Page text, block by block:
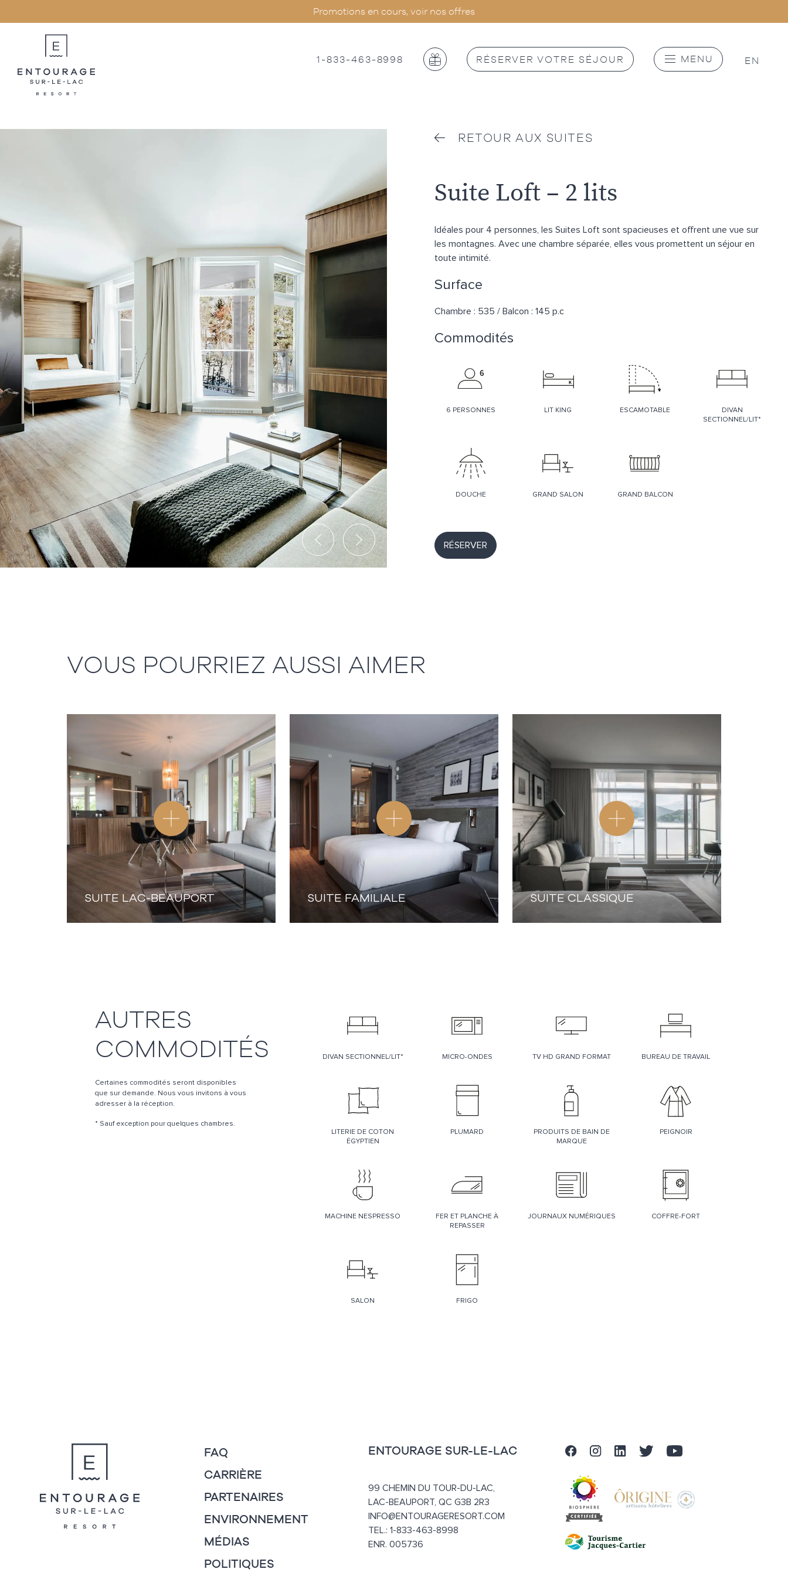
Promotions en cours, voir nos offres
1-833-463-8998 RÉSERVER VOTRE SÉJOUR MENU EN
Previous Next
RETOUR AUX SUITES
Suite Loft – 2 lits
Idéales pour 4 personnes, les Suites Loft sont spacieuses et offrent une vue sur
les montagnes. Avec une chambre séparée, elles vous promettent un séjour en
toute intimité.
Surface
Chambre : 535 / Balcon : 145 p.c
Commodités
6 PERSONNES LIT KING ESCAMOTABLE
DIVAN
SECTIONNEL/LIT*
DOUCHE GRAND SALON GRAND BALCON
RÉSERVER
VOUS POURRIEZ AUSSI AIMER
SUITE LAC-BEAUPORT SUITE FAMILIALE SUITE CLASSIQUE
AUTRES
COMMODITÉS
Certaines commodités seront disponibles
que sur demande. Nous vous invitons à vous
adresser à la réception.
* Sauf exception pour quelques chambres.
DIVAN SECTIONNEL/LIT* MICRO-ONDES TV HD GRAND FORMAT BUREAU DE TRAVAIL
LITERIE DE COTON
ÉGYPTIEN
PLUMARD
PRODUITS DE BAIN DE
MARQUE
PEIGNOIR
MACHINE NESPRESSO
FER ET PLANCHE À
REPASSER
JOURNAUX NUMÉRIQUES COFFRE-FORT
SALON FRIGO
FAQ
CARRIÈRE
PARTENAIRES
ENVIRONNEMENT
MÉDIAS
POLITIQUES
ENTOURAGE SUR-LE-LAC
99 CHEMIN DU TOUR-DU-LAC,
LAC-BEAUPORT, QC G3B 2R3
INFO@ENTOURAGERESORT.COM
TEL.: 1-833-463-8998
ENR. 005736